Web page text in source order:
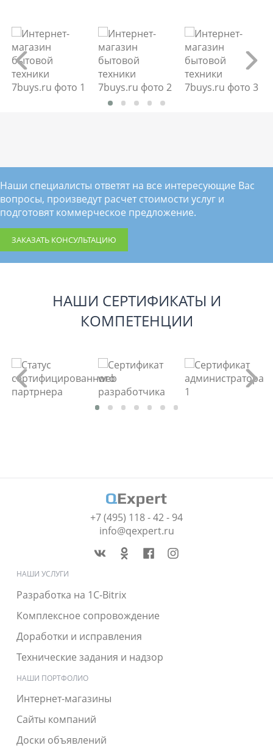
Наши специалисты ответят на все интересующие Вас
вопросы, произведут расчет стоимости услуг и
подготовят коммерческое предложение.
ЗАКАЗАТЬ КОНСУЛЬТАЦИЮ
НАШИ СЕРТИФИКАТЫ И
КОМПЕТЕНЦИИ
+7 (495) 118 - 42 - 94
info@qexpert.ru
НАШИ УСЛУГИ
Разработка на 1C-Bitrix
Комплексное сопровождение
Доработки и исправления
Технические задания и надзор
НАШИ ПОРТФОЛИО
Интернет-магазины
Сайты компаний
Доски объявлений